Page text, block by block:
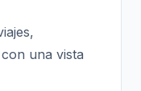
una vista